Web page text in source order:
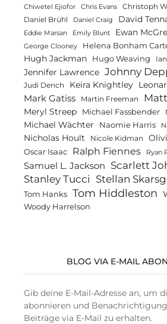
Chiwetel Ejiofor Chris Evans Christoph
Daniel Brühl Daniel Craig David
Eddie Marsan Emily Blunt Ewan
George Clooney Helena Bonham
Hugh Jackman Hugo Weaving
Jennifer Lawrence Johnny
Judi Dench Keira Knightley
Mark Gatiss Martin Freeman
Meryl Streep Michael Fassbender
Michael Wächter Naomie Harris
Nicholas Hoult Nicole Kidman
Oscar Isaac Ralph Fiennes Ryan
Samuel L. Jackson Scarlett
Stanley Tucci Stellan
Tom Hanks Tom Hiddleston
Woody Harrelson
BLOG VIA E-MAIL
Gib deine E-Mail-Adresse an, um
abonnieren und
Beiträge via E-Mail zu erhalten.